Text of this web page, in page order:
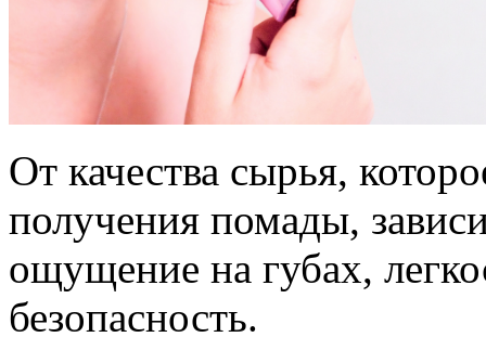
От качества сырья,
получения помады,
ощущение на губах,
безопасность.